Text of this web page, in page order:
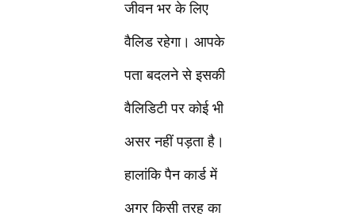
जीवन भर के लिए
वैलिड रहेगा। आपके
पता बदलने से इसकी
वैलिडिटी पर कोई भी
असर नहीं पड़ता है।
हालांकि पैन कार्ड में
अगर किसी तरह का